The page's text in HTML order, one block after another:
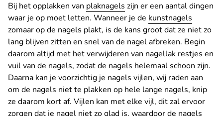
Bij het opplakken van plaknagels zijn er een aantal dingen
waar je op moet letten. Wanneer je de kunstnagels
zomaar op de nagels plakt, is de kans groot dat ze niet zo
lang blijven zitten en snel van de nagel afbreken. Begin
daarom altijd met het verwijderen van nagellak restjes en
vuil van de nagels, zodat de nagels helemaal schoon zijn.
Daarna kan je voorzichtig je nagels vijlen, wij raden aan
om de nagels niet te plakken op hele lange nagels, knip
ze daarom kort af. Vijlen kan met elke vijl, dit zal ervoor
zorgen dat je nagel niet zo glad is, waardoor de nagels